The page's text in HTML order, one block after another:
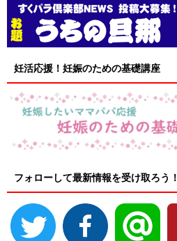
妊活応援！妊娠のための基礎講座
フォローして最新情報を受け取ろう！